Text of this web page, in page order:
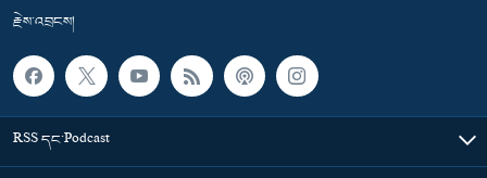
རྗེས་འབྲངས།
RSS དང་Podcast